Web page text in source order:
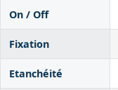
On / Off
Fixation
Etanchéité